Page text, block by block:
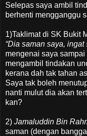
Selepas saya ambil
berhenti mengganggu
1)Taklimat di SK Bukit
“Dia saman saya, ingat
mengenai saya
mengambil tindakan
kerana dah tak tahan
Saya tak boleh
nanti mulut dia akan
kan?
2) Jamaluddin Bin
saman (dengan